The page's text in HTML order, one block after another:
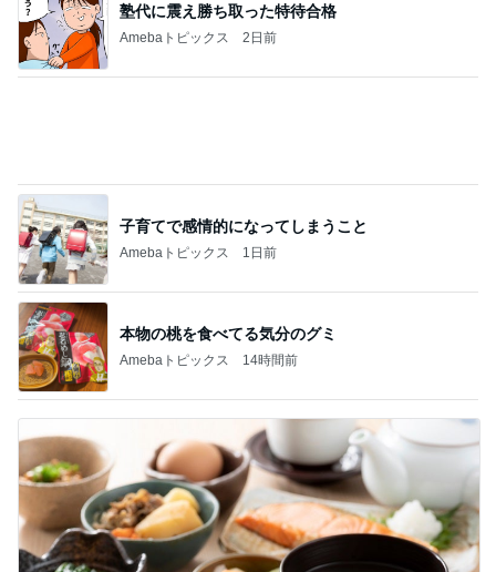
塾代に震え勝ち取った特待合格
Amebaトピックス 2日前
本物の桃を食べてる気分のグミ
Amebaトピックス 14時間前